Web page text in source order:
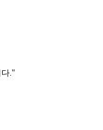
다."